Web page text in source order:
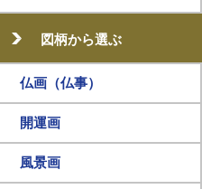
図柄から選ぶ
仏画（仏事）
開運画
風景画